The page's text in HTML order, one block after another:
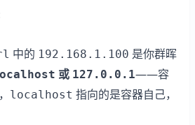
中的 192.168.1.100 是你群晖
或 127.0.0.1——容
localhost 指向的是容器自己，